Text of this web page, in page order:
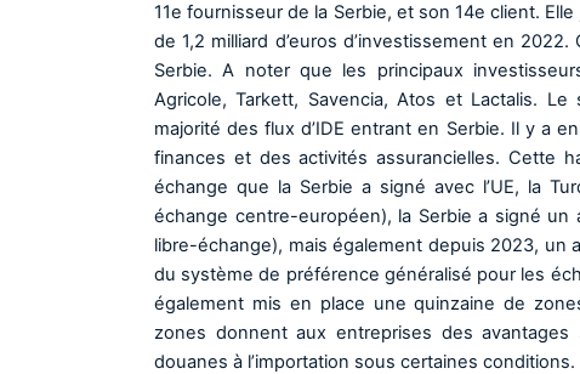
11e fournisseur de la Serbie, et son 14e client.
de 1,2 milliard d’euros d’investissement en
Serbie. A noter que les principaux
Agricole, Tarkett, Savencia, Atos et Lactalis.
majorité des flux d’IDE entrant en Serbie. Il y a
finances et des activités assurancielles. Cette
échange que la Serbie a signé avec l’UE, la
échange centre-européen), la Serbie a signé un
libre-échange), mais également depuis 2023, un
du système de préférence généralisé pour les
également mis en place une quinzaine de
zones donnent aux entreprises des
douanes à l’importation sous certaines conditions.